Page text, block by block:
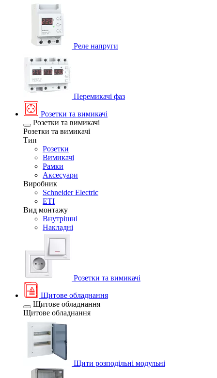
Реле напруги
Перемикачі фаз
Розетки та вимикачі
Розетки та вимикачі
Розетки та вимикачі
Тип
Розетки
Вимикачі
Рамки
Аксесуари
Виробник
Schneider Electric
ETI
Вид монтажу
Внутрішні
Накладні
Розетки та вимикачі
Щитове обладнання
Щитове обладнання
Щитове обладнання
Щити розподільні модульні